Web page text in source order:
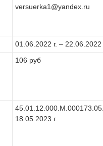
versuerka1@yandex.ru
01.06.2022 г. – 22.06.2022
106 руб
18.05.2023 г.